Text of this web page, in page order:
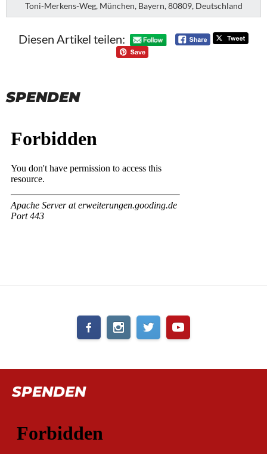
Toni-Merkens-Weg, München, Bayern, 80809, Deutschland
Diesen Artikel teilen:
SPENDEN
SPENDEN